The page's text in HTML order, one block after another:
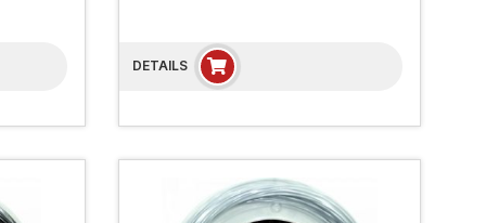
DETAILS